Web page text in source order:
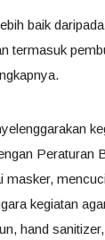
baik
termasuk
Peraturan
kegiatan
hand